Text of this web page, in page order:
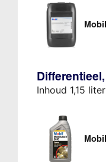
Inhoud 1,15 liter